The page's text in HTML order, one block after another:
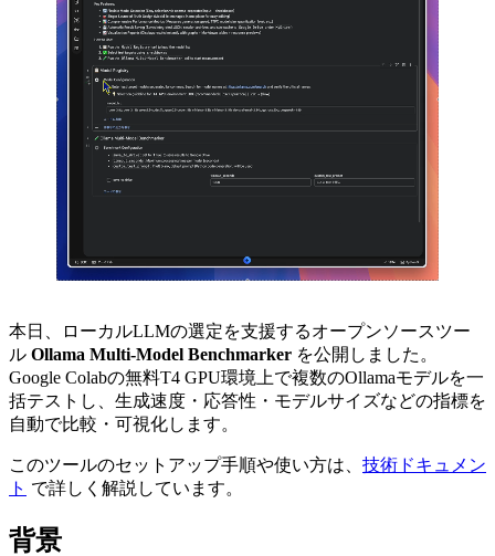
本日、ローカルLLMの選定を支援するオープンソースツー
ル Ollama Multi-Model Benchmarker を公開しました。
Google Colabの無料T4 GPU環境上で複数のOllamaモデルを一
括テストし、生成速度・応答性・モデルサイズなどの指標を
自動で比較・可視化します。
このツールのセットアップ手順や使い方は、 技術ドキュメン
ト で詳しく解説しています。
背景